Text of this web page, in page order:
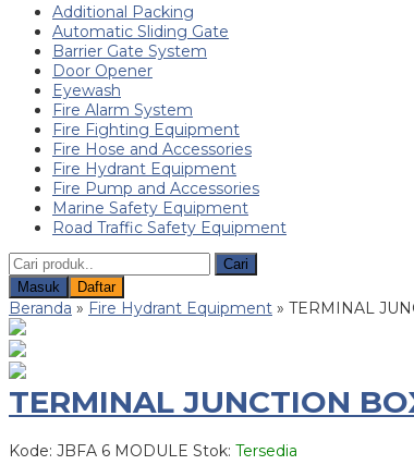
Additional Packing
Automatic Sliding Gate
Barrier Gate System
Door Opener
Eyewash
Fire Alarm System
Fire Fighting Equipment
Fire Hose and Accessories
Fire Hydrant Equipment
Fire Pump and Accessories
Marine Safety Equipment
Road Traffic Safety Equipment
Cari
Masuk
Daftar
Beranda » Fire Hydrant Equipment » TERMINAL
TERMINAL JUNCTION
Kode: JBFA 6 MODULE Stok: Tersedia